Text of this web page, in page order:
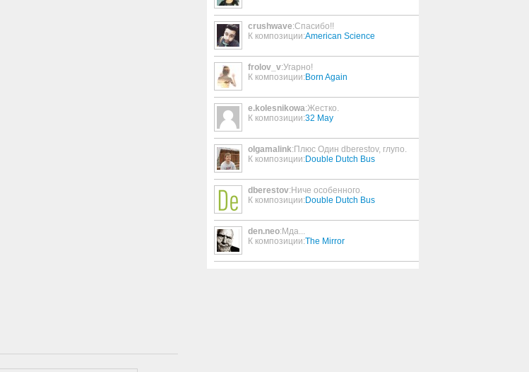
03:00
Mi Bombon
03:37
Let My People Go
03:55
Hollow Abyss
03:22
The Escapism
crushwave:Спасибо!!
К композиции:American Science
frolov_v:Угарно!
К композиции: Born Again
e.kolesnikowa:Жестко.
К композиции:32 May
olgamalink:Плюс Один dberestov, глупо.
К композиции: Double Dutch Bus
dberestov:Ниче особенного.
К композиции: Double Dutch Bus
den.neo:Мда...
К композиции:The Mirror